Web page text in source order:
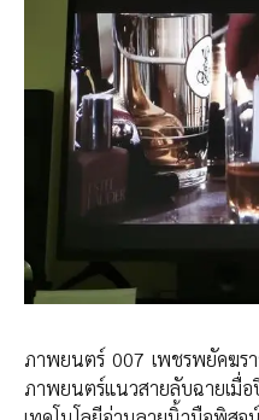
ภาพยนตร์ 007 เพชรพยัคฆร
ภาพยนตร์แนวสายลับฉา